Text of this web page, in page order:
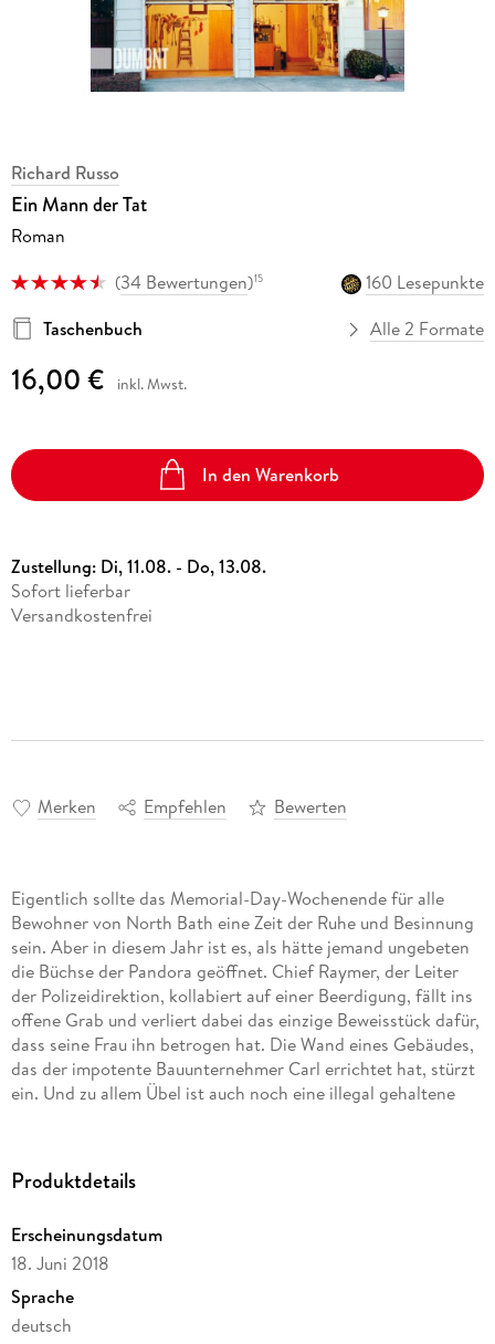
Richard Russo
Ein Mann der Tat
Roman
(34 Bewertungen)15
160 Lesepunkte
Taschenbuch
Alle 2 Formate
16,00 € inkl. Mwst.
In den Warenkorb
Zustellung: Di, 11.08. - Do, 13.08.
Sofort lieferbar
Versandkostenfrei
Merken Empfehlen Bewerten
Eigentlich sollte das Memorial-Day-Wochenende für alle
Bewohner von North Bath eine Zeit der Ruhe und Besinnung
sein. Aber in diesem Jahr ist es, als hätte jemand ungebeten
die Büchse der Pandora geöffnet. Chief Raymer, der Leiter
der Polizeidirektion, kollabiert auf einer Beerdigung, fällt ins
offene Grab und verliert dabei das einzige Beweisstück dafür,
dass seine Frau ihn betrogen hat. Die Wand eines Gebäudes,
das der impotente Bauunternehmer Carl errichtet hat, stürzt
ein. Und zu allem Übel ist auch noch eine illegal gehaltene
Chaos zu bringen. Und um dem Mann auf die Schliche zu
Bewohner der Stadt müssen an diesem Wochenende Farbe
bekennen . . . 'Ein Mann der Tat' zieht uns hinein in die Leben
der Menschen von North Bath. Dieser bis ins letzte Detail
liebevoll ausgestaltete, kluge und unterhaltende Roman
unterstreicht ein weiteres Mal, dass Richard Russo zu den
Produktdetails
Erscheinungsdatum
18. Juni 2018
Sprache
deutsch